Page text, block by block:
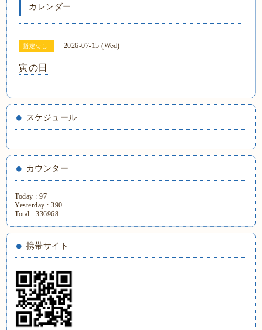
カレンダー
指定なし 2026-07-15 (Wed)
寅の日
スケジュール
カウンター
Today :97
Yesterday :390
Total :336968
携帯サイト